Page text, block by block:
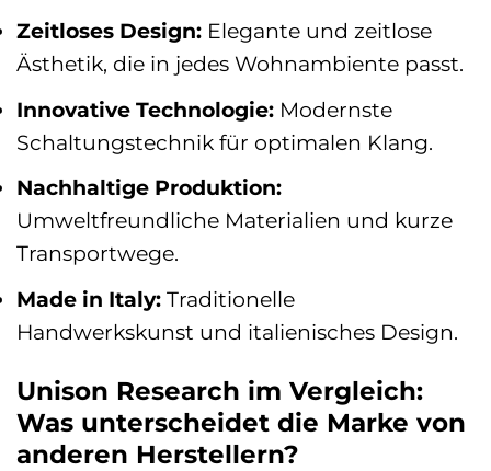
Zeitloses Design: Elegante und zeitlose
Ästhetik, die in jedes Wohnambiente passt.
Innovative Technologie: Modernste
Schaltungstechnik für optimalen Klang.
Nachhaltige Produktion:
Umweltfreundliche Materialien und kurze
Transportwege.
Made in Italy: Traditionelle
Handwerkskunst und italienisches Design.
Unison Research im Vergleich:
Was unterscheidet die Marke von
anderen Herstellern?